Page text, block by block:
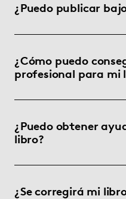
¿Puedo publicar
¿Cómo puedo
profesional para mi
¿Puedo obtener
libro?
¿Se corregirá mi